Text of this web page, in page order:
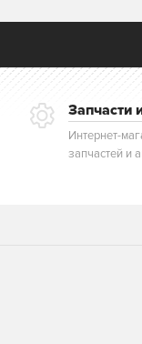
Запчасти
Интернет-
запчастей и